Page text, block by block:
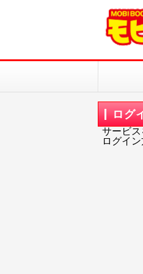
ログ
サービス
ログイ